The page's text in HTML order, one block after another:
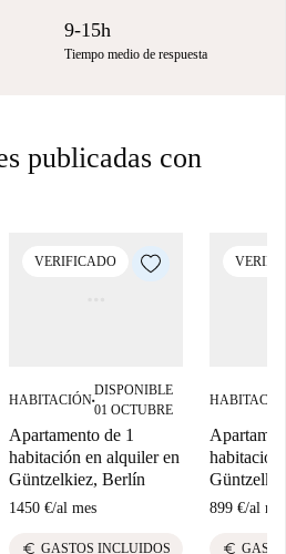
9-15h
Tiempo medio de respuesta
publicadas con
VERIFICADO
HABITACIÓN■
DISPONIBLE
01 OCTUBRE
Apartamento de 1
habitación en alquiler en
Güntzelkiez, Berlín
1450 €/al mes
euro GASTOS INCLUIDOS
habitación
899 €/al
euro